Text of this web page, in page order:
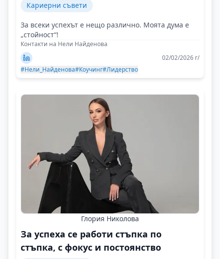
Кариерни съвети
За всеки успехът е нещо различно. Моята дума е
„стойност“!
Контакти на Нели Найденова
02/02/2026 г/
#Нели_Найденова#Коучинг#Лидерство
Глория Николова
За успеха се работи стъпка по
стъпка, с фокус и постоянство